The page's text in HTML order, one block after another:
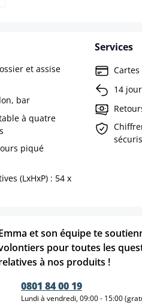
et assise
bar
à quatre
piqué
(LxHxP) : 54 x
Services
14
et son équipe te
pour toutes les
à nos produits !
0801 84 00 19
Lundi à vendredi, 09:00 - 15:00